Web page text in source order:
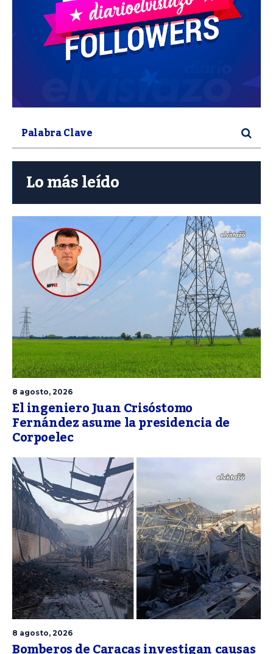
Lo más leído
8 agosto, 2026
El ingeniero Juan Crisóstomo
Fernández asume la presidencia de
Corpoelec
8 agosto, 2026